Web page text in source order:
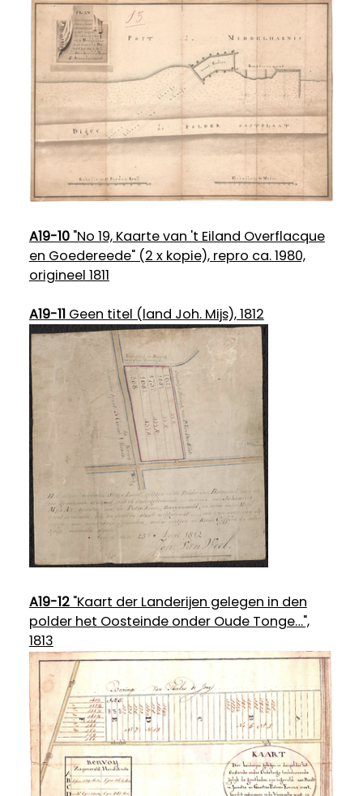
A19-10"No 19, Kaarte van 't Eiland Overflacque
en Goedereede" (2 x kopie), repro ca. 1980,
origineel 1811
A19-11Geen titel (land Joh. Mijs), 1812
A19-12"Kaart der Landerijen gelegen in den
polder het Oosteinde onder Oude Tonge…",
1813